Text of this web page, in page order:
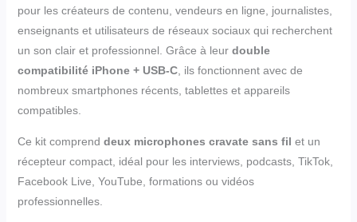
pour les créateurs de contenu, vendeurs en ligne, journalistes,
enseignants et utilisateurs de réseaux sociaux qui recherchent
un son clair et professionnel. Grâce à leur double
compatibilité iPhone + USB-C, ils fonctionnent avec de
nombreux smartphones récents, tablettes et appareils
compatibles.
Ce kit comprend deux microphones cravate sans fil et un
récepteur compact, idéal pour les interviews, podcasts, TikTok,
Facebook Live, YouTube, formations ou vidéos
professionnelles.